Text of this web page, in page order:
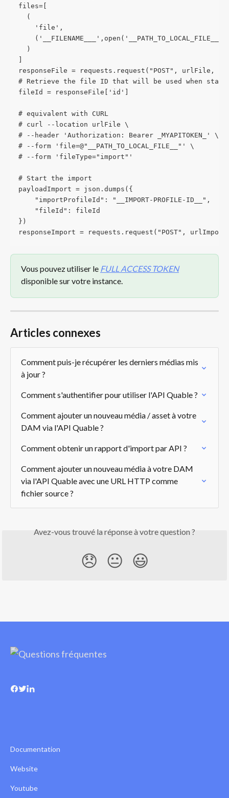
files=[
  (
    'file',
  )
responseFile = requests.request("POST", urlFile,
# Retrieve the file ID that will be used when
fileId = responseFile['id']
# equivalent with CURL
# curl --location urlFile \
# --header 'Authorization: Bearer _MYAPITOKEN_' \
# --form 'file=@"__PATH_TO_LOCAL_FILE__"' \
# --form 'fileType="import"'
# Start the import
payloadImport = json.dumps({
    "importProfileId": "__IMPORT-PROFILE-ID__",
    "fileId": fileId
})
responseImport = requests.request("POST",
Vous pouvez utiliser le FULL ACCESS TOKEN
disponible sur votre instance.
Articles connexes
Comment puis-je récupérer les derniers médias mis
à jour ?
Comment s'authentifier pour utiliser l'API Quable ?
Comment ajouter un nouveau média / asset à votre
DAM via l'API Quable ?
Comment obtenir un rapport d'import par API ?
Comment ajouter un nouveau média à votre DAM
via l'API Quable avec une URL HTTP comme
fichier source ?
Avez-vous trouvé la réponse à votre question ?
😞 😐 😃
Documentation
Website
Youtube